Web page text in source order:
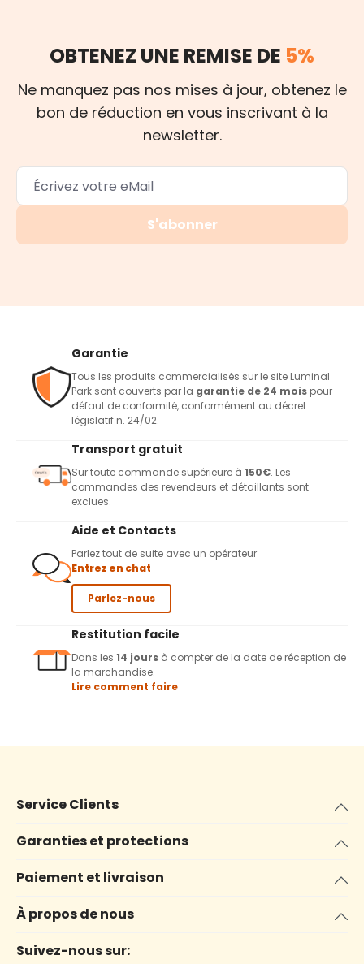
OBTENEZ UNE REMISE DE 5%
Ne manquez pas nos mises à jour, obtenez le
bon de réduction en vous inscrivant à la
newsletter.
S'abonner
Garantie
Tous les produits commercialisés sur le site Luminal
Park sont couverts par la garantie de 24 mois pour
défaut de conformité, conformément au décret
législatif n. 24/02.
Transport gratuit
Sur toute commande supérieure à 150€. Les
commandes des revendeurs et détaillants sont
exclues.
Aide et Contacts
Parlez tout de suite avec un opérateur
Entrez en chat
Parlez-nous
Restitution facile
Dans les 14 jours à compter de la date de réception de
la marchandise.
Lire comment faire
Service Clients
Garanties et protections
Paiement et livraison
À propos de nous
Suivez-nous sur: